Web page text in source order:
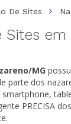
De Sites
Sites em
MG
parte dos
PRECISA